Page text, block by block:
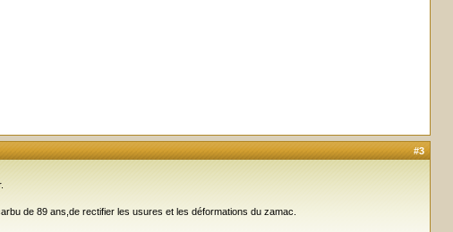
#3
de 89 ans,de rectifier les usures et les déformations du zamac.